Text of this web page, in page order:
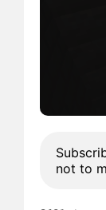
not to